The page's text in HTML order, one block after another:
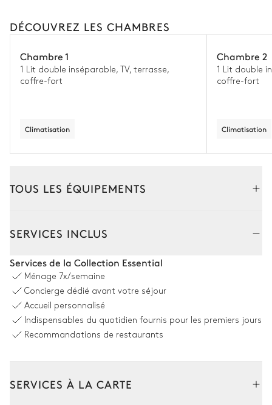
DÉCOUVREZ LES CHAMBRES
Chambre 1
1 Lit double inséparable, TV, terrasse,
coffre-fort
Climatisation
Chambre 2
1 Lit double
coffre-fort
Climatisation
TOUS LES ÉQUIPEMENTS
Vue panoramique sur la mer
10 Transats
Non chauffée · Au chlore
Dimensions : L = 15m, l = 5m
SERVICES INCLUS
Services de la Collection Essential
Ménage 7x/semaine
Concierge dédié avant votre séjour
Accueil personnalisé
Indispensables du quotidien fournis pour les premiers jours
Recommandations de restaurants
SERVICES À LA CARTE